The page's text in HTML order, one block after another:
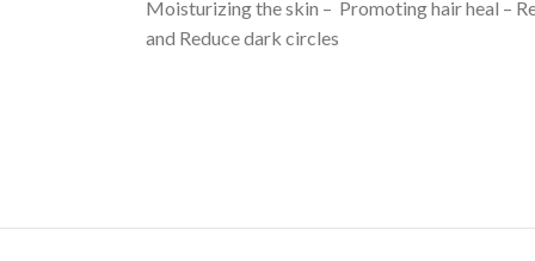
Moisturizing the skin – Promoting hair heal –
and Reduce dark circles